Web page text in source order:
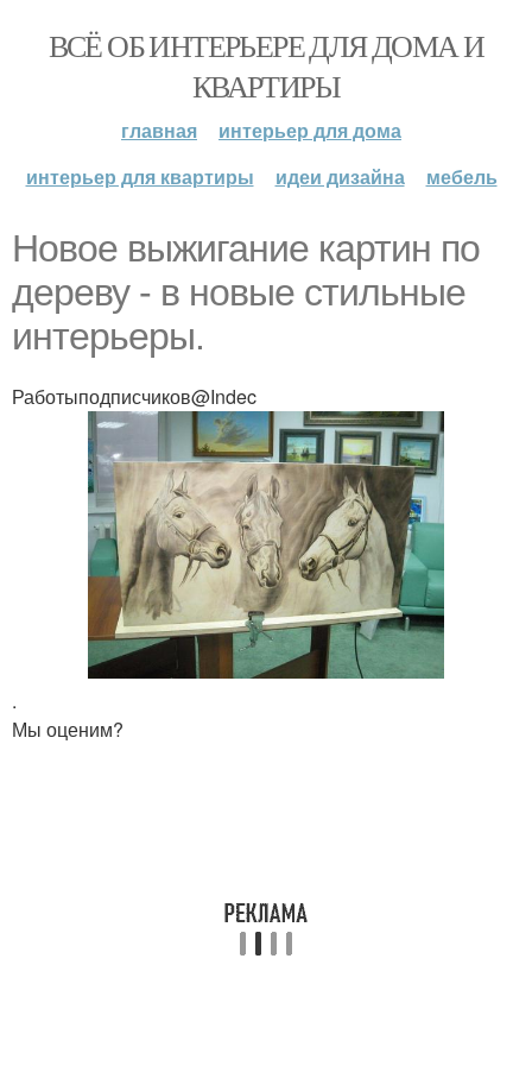
ВСЁ ОБ ИНТЕРЬЕРЕ ДЛЯ ДОМА И
КВАРТИРЫ
главная
интерьер для дома
интерьер для квартиры
идеи дизайна мебель
Новое выжигание картин по
дереву - в новые стильные
интерьеры.
Работыподписчиков@Indec
.
Мы оценим?